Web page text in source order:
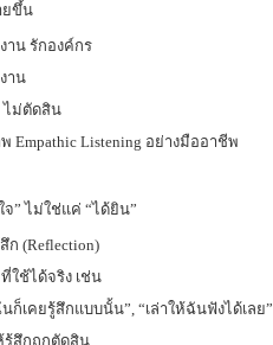
ยขึ้น
าน รักองค์กร
าน
ไม่ตัดสิน
Listening อย่างมืออาชีพ
” ไม่ใช่แค่ “ได้ยิน”
(Reflection)
ใช้ได้จริง เช่น
ก็เคยรู้สึกแบบนั้น”, “เล่าให้ฉันฟังได้เลย”
รู้สึกถูกตัดสิน